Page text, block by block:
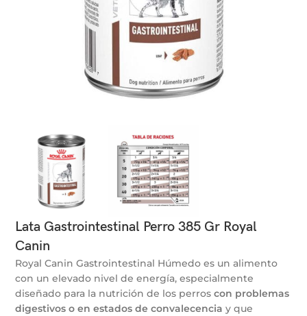
Lata Gastrointestinal Perro 385 Gr Royal
Canin
Royal Canin Gastrointestinal Húmedo es un alimento
con un elevado nivel de energía, especialmente
diseñado para la nutrición de los perroscon problemas
digestivos o en estados de convalecencia y que